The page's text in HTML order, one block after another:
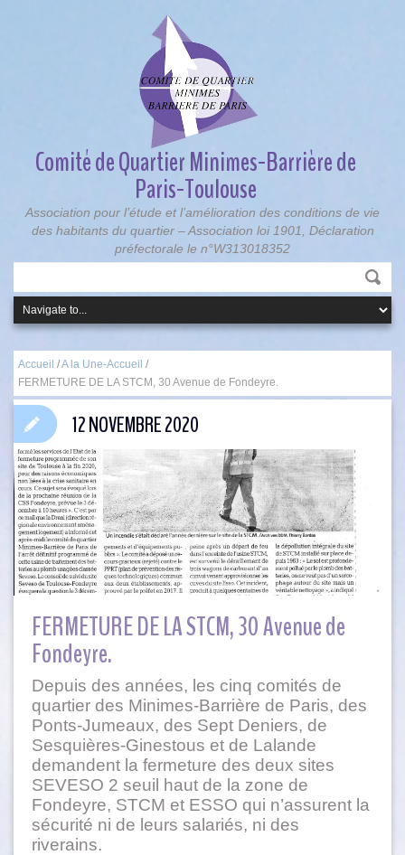
Comité de Quartier Minimes-Barrière de
Paris-Toulouse
Association pour l’étude et l’amélioration des conditions de vie
des habitants du quartier – Association loi 1901, Déclaration
préfectorale le n°W313018352
Accueil /A la Une-Accueil /
FERMETURE DE LA STCM, 30 Avenue de Fondeyre.
FERMETURE DE LA STCM, 30 Avenue de
Fondeyre.
Depuis des années, les cinq comités de
quartier des Minimes-Barrière de Paris, des
Ponts-Jumeaux, des Sept Deniers, de
Sesquières-Ginestous et de Lalande
demandent la fermeture des deux sites
SEVESO 2 seuil haut de la zone de
Fondeyre, STCM et ESSO qui n’assurent la
sécurité ni de leurs salariés, ni des
riverains.
12 NOVEMBRE 2020